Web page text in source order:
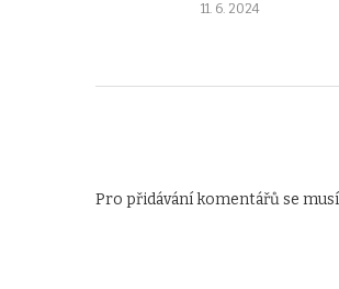
11. 6. 2024
Pro přidávání komentářů se